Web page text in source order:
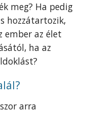
meg? Ha pedig
hozzátartozik,
ember az élet
ha az
arra